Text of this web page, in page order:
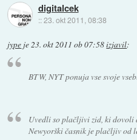
digitalcek
::23. okt 2011, 08:38
jype je23. okt 2011 ob 07:58izjavil:
BTW, NYT ponuja vse svoje
Uvedli so plačljivi zid, ki dovoli
Newyorški časnik je plačljiv od